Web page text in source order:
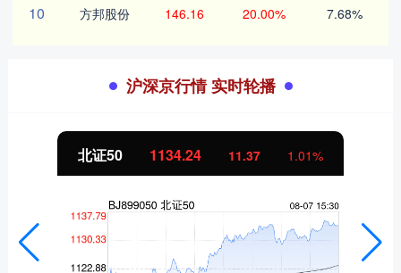
10 方邦股份 146.16 20.00% 7.68%
沪深京行情 实时轮播
北证50 1134.24 11.37 1.01%